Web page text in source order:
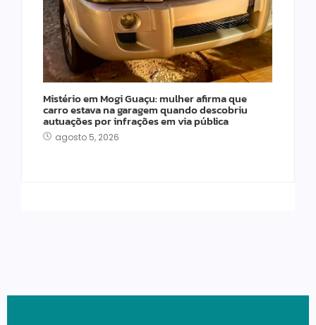
Mistério em Mogi Guaçu: mulher afirma que
carro estava na garagem quando descobriu
autuações por infrações em via pública
agosto 5, 2026